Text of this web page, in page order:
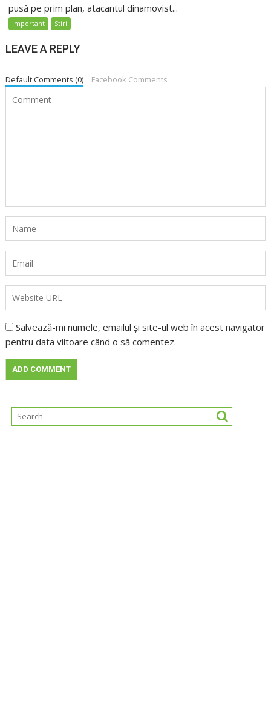
pusă pe prim plan, atacantul dinamovist...
Important Stiri
LEAVE A REPLY
Default Comments (0) Facebook Comments
Salvează-mi numele, emailul și site-ul web în acest navigator
pentru data viitoare când o să comentez.